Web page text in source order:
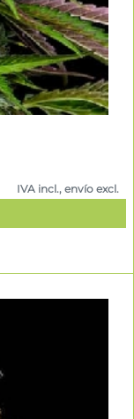
IVA incl., envío excl.